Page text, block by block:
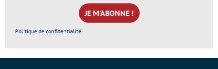
mail
*
Politique de confidentialité